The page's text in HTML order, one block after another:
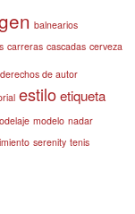
balnearios
carreras cascadas cerveza
derechos de autor
estiloetiqueta
modelo nadar
serenity tenis